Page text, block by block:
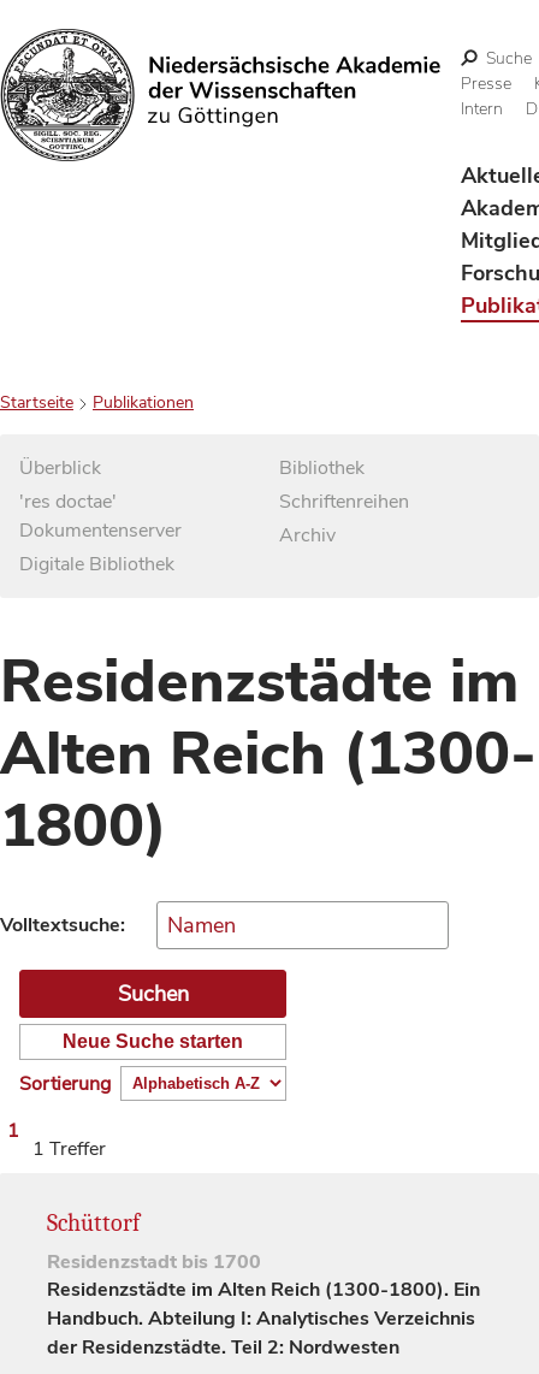
Suchen
Suche
Presse
Intern
Startseite Publikationen
Überblick
'res doctae'
Dokumentenserver
Digitale Bibliothek
Bibliothek
Schriftenreihen
Archiv
Residenzstädte im
Alten Reich (1300-
1800)
Volltextsuche:
Neue Suche starten
Sortierung
1
1 Treffer
Schüttorf
Residenzstadt bis 1700
Residenzstädte im Alten Reich (1300-1800). Ein
Handbuch. Abteilung I: Analytisches Verzeichnis
der Residenzstädte. Teil 2: Nordwesten